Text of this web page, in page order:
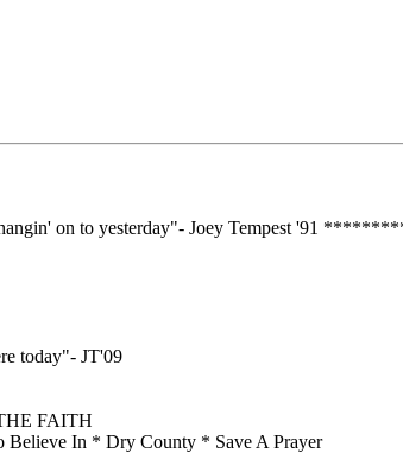
hangin' on to yesterday"- Joey Tempest '91
today"- JT'09
FAITH
Believe In * Dry County * Save A Prayer